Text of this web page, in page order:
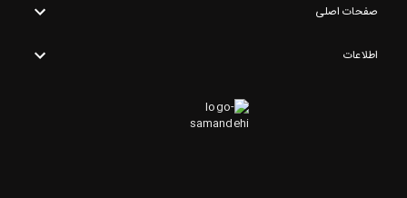
صفحات اصلی
اطلاعات